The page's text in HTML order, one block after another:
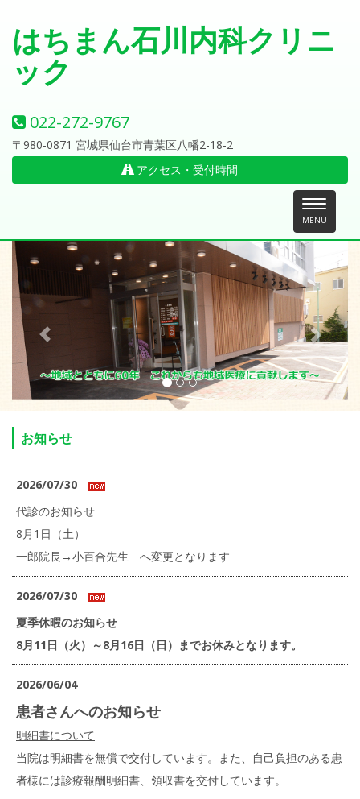
はちまん石川内科クリニ
ック
022-272-9767
〒980-0871 宮城県仙台市青葉区八幡2-18-2
アクセス・受付時間
Toggle
navigation
MENU
お知らせ
2026/07/30
代診のお知らせ
8月1日（土）
一郎院長→小百合先生 へ変更となります
2026/07/30
夏季休暇のお知らせ
8月11日（火）～8月16日（日）までお休みとなります。
2026/06/04
患者さんへのお知らせ
明細書について
当院は明細書を無償で交付しています。また、自己負担のある患
者様には診療報酬明細書、領収書を交付しています。